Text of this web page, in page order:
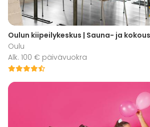
Oulun kiipeilykeskus | Sauna- ja
Oulu
Alk. 100 € päivävuokra